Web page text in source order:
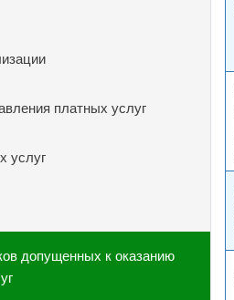
платных услуг
услуг
допущенных к оказанию